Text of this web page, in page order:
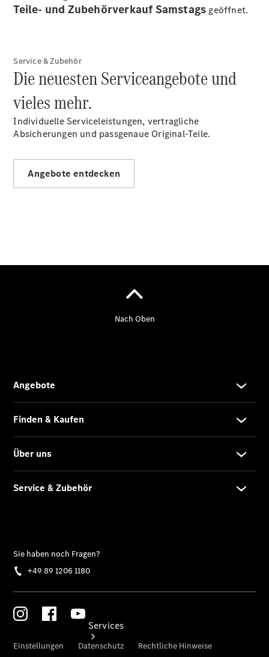
Vito
Vito
Kastenwagen
eVito
Kastenwagen
Vito Mixto
Vito Tourer
eVito
Kastenwagen
Auf- und
Sterne
Digitale
Services
Teile- und Zubehörverkauf Samstags geöffnet.
Service & Zubehör
Die neuesten Serviceangebote und
vieles mehr.
Individuelle Serviceleistungen, vertragliche
Absicherungen und passgenaue Original-Teile.
Angebote entdecken